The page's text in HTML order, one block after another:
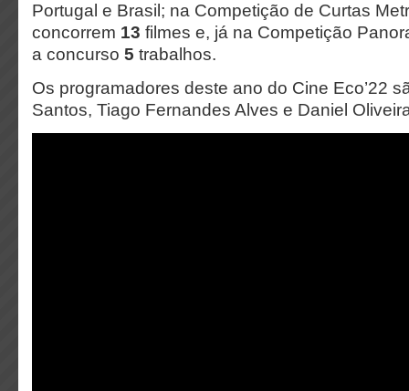
Portugal e Brasil; na Competição de Curtas
concorrem 13 filmes e, já na Competição
a concurso 5 trabalhos.
Os programadores deste ano do Cine Eco’22
Santos, Tiago Fernandes Alves e Daniel